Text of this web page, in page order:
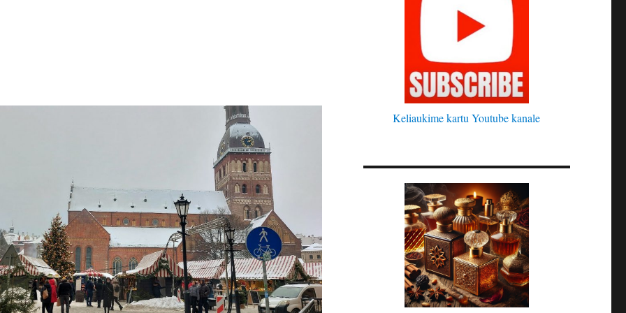
Keliaukime kartu Youtube kanale